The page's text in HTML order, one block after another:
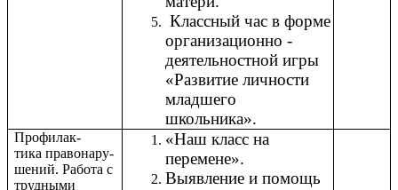
Классный час в форме
организационно -
деятельностной игры
«Развитие личности
младшего
школьника».
Профилак-
тика правонару-
шений. Работа с
трудными
«Наш класс на
перемене».
Выявление и помощь